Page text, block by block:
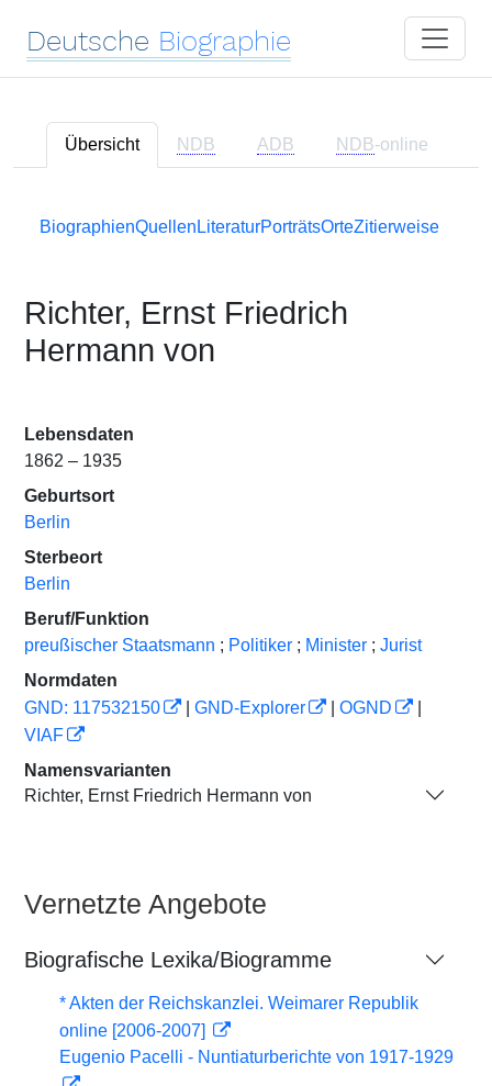
Deutsche Biographie
Übersicht NDB ADB NDB-online
BiographienQuellen LiteraturPorträtsOrteZitierweise
Richter, Ernst Friedrich
Hermann von
Lebensdaten
1862 – 1935
Geburtsort
Berlin
Sterbeort
Berlin
Beruf/Funktion
preußischer Staatsmann ; Politiker ; Minister ; Jurist
Normdaten
GND: 117532150
GND-Explorer OGND
VIAF
Namensvarianten
Richter, Ernst Friedrich Hermann von
Vernetzte Angebote
Biografische Lexika/Biogramme
* Akten der Reichskanzlei. Weimarer Republik
online [2006-2007]
Eugenio Pacelli - Nuntiaturberichte von 1917-1929